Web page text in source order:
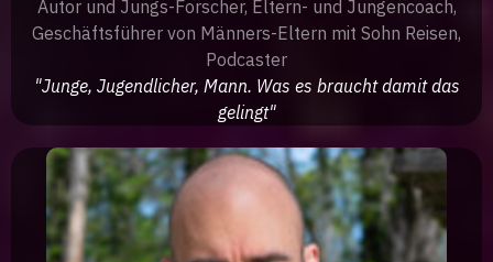
Autor und Jungs-Forscher, Eltern- und Jungencoach,
Geschäftsführer von Männers-Eltern mit Sohn Reisen,
Podcaster
"Junge, Jugendlicher, Mann. Was es braucht damit das
gelingt"